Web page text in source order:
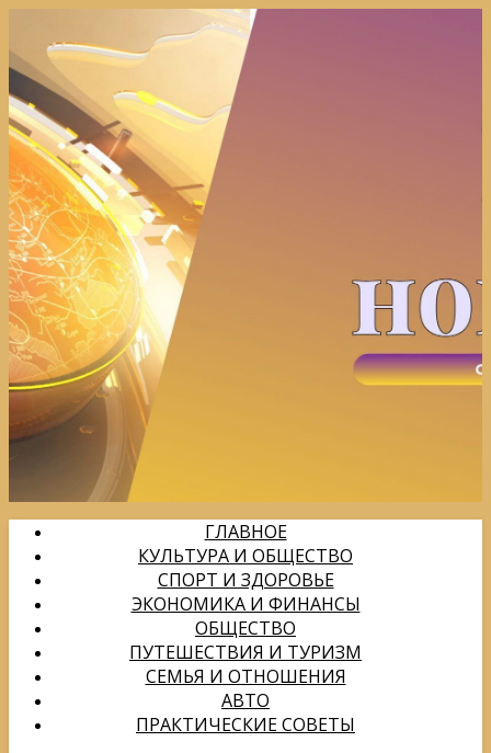
ГЛАВНОЕ
КУЛЬТУРА И ОБЩЕСТВО
СПОРТ И ЗДОРОВЬЕ
ЭКОНОМИКА И ФИНАНСЫ
ОБЩЕСТВО
ПУТЕШЕСТВИЯ И ТУРИЗМ
СЕМЬЯ И ОТНОШЕНИЯ
АВТО
ПРАКТИЧЕСКИЕ СОВЕТЫ